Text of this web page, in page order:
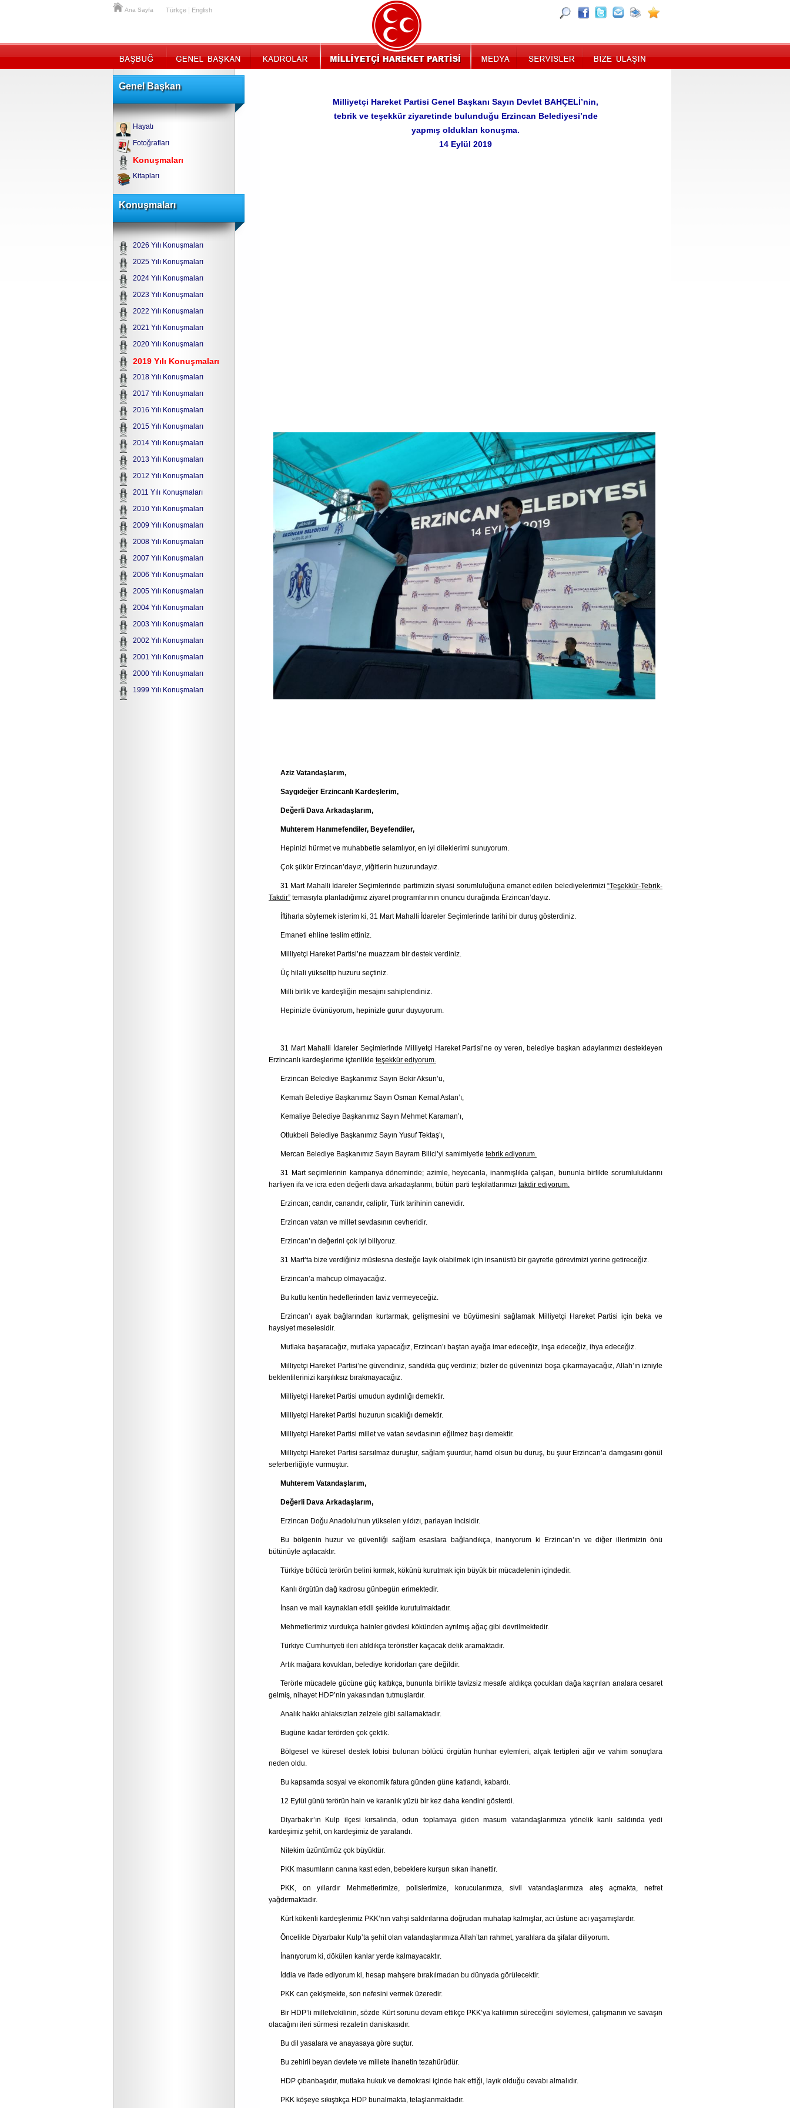
Ana Sayfa Türkçe English
Genel Başkan
Hayatı
Fotoğrafları
Konuşmaları
Kitapları
Konuşmaları
2026 Yılı Konuşmaları
2025 Yılı Konuşmaları
2024 Yılı Konuşmaları
2023 Yılı Konuşmaları
2022 Yılı Konuşmaları
2021 Yılı Konuşmaları
2020 Yılı Konuşmaları
2019 Yılı Konuşmaları
2018 Yılı Konuşmaları
2017 Yılı Konuşmaları
2016 Yılı Konuşmaları
2015 Yılı Konuşmaları
2014 Yılı Konuşmaları
2013 Yılı Konuşmaları
2012 Yılı Konuşmaları
2011 Yılı Konuşmaları
2010 Yılı Konuşmaları
2009 Yılı Konuşmaları
2008 Yılı Konuşmaları
2007 Yılı Konuşmaları
2006 Yılı Konuşmaları
2005 Yılı Konuşmaları
2004 Yılı Konuşmaları
2003 Yılı Konuşmaları
2002 Yılı Konuşmaları
2001 Yılı Konuşmaları
2000 Yılı Konuşmaları
1999 Yılı Konuşmaları
Milliyetçi Hareket Partisi Genel Başkanı Sayın Devlet BAHÇELİ’nin,
tebrik ve teşekkür ziyaretinde bulunduğu Erzincan Belediyesi’nde
yapmış oldukları konuşma.
14 Eylül 2019
Aziz Vatandaşlarım,
Saygıdeğer Erzincanlı Kardeşlerim,
Değerli Dava Arkadaşlarım,
Muhterem Hanımefendiler, Beyefendiler,
Hepinizi hürmet ve muhabbetle selamlıyor, en iyi dileklerimi sunuyorum.
Çok şükür Erzincan’dayız, yiğitlerin huzurundayız.
31 Mart Mahalli İdareler Seçimlerinde partimizin siyasi sorumluluğuna emanet edilen belediyelerimizi “Teşekkür-Tebrik-
Takdir” temasıyla planladığımız ziyaret programlarının onuncu durağında Erzincan’dayız.
İftiharla söylemek isterim ki, 31 Mart Mahalli İdareler Seçimlerinde tarihi bir duruş gösterdiniz.
Emaneti ehline teslim ettiniz.
Milliyetçi Hareket Partisi’ne muazzam bir destek verdiniz.
Üç hilali yükseltip huzuru seçtiniz.
Milli birlik ve kardeşliğin mesajını sahiplendiniz.
Hepinizle övünüyorum, hepinizle gurur duyuyorum.
31 Mart Mahalli İdareler Seçimlerinde Milliyetçi Hareket Partisi’ne oy veren, belediye başkan adaylarımızı destekleyen
Erzincanlı kardeşlerime içtenlikle teşekkür ediyorum.
Erzincan Belediye Başkanımız Sayın Bekir Aksun’u,
Kemah Belediye Başkanımız Sayın Osman Kemal Aslan’ı,
Kemaliye Belediye Başkanımız Sayın Mehmet Karaman’ı,
Otlukbeli Belediye Başkanımız Sayın Yusuf Tektaş’ı,
Mercan Belediye Başkanımız Sayın Bayram Bilici’yi samimiyetle tebrik ediyorum.
31 Mart seçimlerinin kampanya döneminde; azimle, heyecanla, inanmışlıkla çalışan, bununla birlikte sorumluluklarını
harfiyen ifa ve icra eden değerli dava arkadaşlarımı, bütün parti teşkilatlarımızı takdir ediyorum.
Erzincan; candır, canandır, caliptir, Türk tarihinin canevidir.
Erzincan vatan ve millet sevdasının cevheridir.
Erzincan’ın değerini çok iyi biliyoruz.
31 Mart’ta bize verdiğiniz müstesna desteğe layık olabilmek için insanüstü bir gayretle görevimizi yerine getireceğiz.
Erzincan’a mahcup olmayacağız.
Bu kutlu kentin hedeflerinden taviz vermeyeceğiz.
Erzincan’ı ayak bağlarından kurtarmak, gelişmesini ve büyümesini sağlamak Milliyetçi Hareket Partisi için beka ve
haysiyet meselesidir.
Mutlaka başaracağız, mutlaka yapacağız, Erzincan’ı baştan ayağa imar edeceğiz, inşa edeceğiz, ihya edeceğiz.
Milliyetçi Hareket Partisi’ne güvendiniz, sandıkta güç verdiniz; bizler de güveninizi boşa çıkarmayacağız, Allah’ın izniyle
beklentilerinizi karşılıksız bırakmayacağız.
Milliyetçi Hareket Partisi umudun aydınlığı demektir.
Milliyetçi Hareket Partisi huzurun sıcaklığı demektir.
Milliyetçi Hareket Partisi millet ve vatan sevdasının eğilmez başı demektir.
Milliyetçi Hareket Partisi sarsılmaz duruştur, sağlam şuurdur, hamd olsun bu duruş, bu şuur Erzincan’a damgasını gönül
seferberliğiyle vurmuştur.
Muhterem Vatandaşlarım,
Değerli Dava Arkadaşlarım,
Erzincan Doğu Anadolu’nun yükselen yıldızı, parlayan incisidir.
Bu bölgenin huzur ve güvenliği sağlam esaslara bağlandıkça, inanıyorum ki Erzincan’ın ve diğer illerimizin önü
bütünüyle açılacaktır.
Türkiye bölücü terörün belini kırmak, kökünü kurutmak için büyük bir mücadelenin içindedir.
Kanlı örgütün dağ kadrosu günbegün erimektedir.
İnsan ve mali kaynakları etkili şekilde kurutulmaktadır.
Mehmetlerimiz vurdukça hainler gövdesi kökünden ayrılmış ağaç gibi devrilmektedir.
Türkiye Cumhuriyeti ileri atıldıkça teröristler kaçacak delik aramaktadır.
Artık mağara kovukları, belediye koridorları çare değildir.
Terörle mücadele gücüne güç kattıkça, bununla birlikte tavizsiz mesafe aldıkça çocukları dağa kaçırılan analara cesaret
gelmiş, nihayet HDP’nin yakasından tutmuşlardır.
Analık hakkı ahlaksızları zelzele gibi sallamaktadır.
Bugüne kadar terörden çok çektik.
Bölgesel ve küresel destek lobisi bulunan bölücü örgütün hunhar eylemleri, alçak tertipleri ağır ve vahim sonuçlara
neden oldu.
Bu kapsamda sosyal ve ekonomik fatura günden güne katlandı, kabardı.
12 Eylül günü terörün hain ve karanlık yüzü bir kez daha kendini gösterdi.
Diyarbakır’ın Kulp ilçesi kırsalında, odun toplamaya giden masum vatandaşlarımıza yönelik kanlı saldırıda yedi
kardeşimiz şehit, on kardeşimiz de yaralandı.
Nitekim üzüntümüz çok büyüktür.
PKK masumların canına kast eden, bebeklere kurşun sıkan ihanettir.
PKK, on yıllardır Mehmetlerimize, polislerimize, korucularımıza, sivil vatandaşlarımıza ateş açmakta, nefret
yağdırmaktadır.
Kürt kökenli kardeşlerimiz PKK’nın vahşi saldırılarına doğrudan muhatap kalmışlar, acı üstüne acı yaşamışlardır.
Öncelikle Diyarbakır Kulp’ta şehit olan vatandaşlarımıza Allah’tan rahmet, yaralılara da şifalar diliyorum.
İnanıyorum ki, dökülen kanlar yerde kalmayacaktır.
İddia ve ifade ediyorum ki, hesap mahşere bırakılmadan bu dünyada görülecektir.
PKK can çekişmekte, son nefesini vermek üzeredir.
Bir HDP’li milletvekilinin, sözde Kürt sorunu devam ettikçe PKK’ya katılımın süreceğini söylemesi, çatışmanın ve savaşın
olacağını ileri sürmesi rezaletin daniskasıdır.
Bu dil yasalara ve anayasaya göre suçtur.
Bu zehirli beyan devlete ve millete ihanetin tezahürüdür.
HDP çıbanbaşıdır, mutlaka hukuk ve demokrasi içinde hak ettiği, layık olduğu cevabı almalıdır.
PKK köşeye sıkıştıkça HDP bunalmakta, telaşlanmaktadır.